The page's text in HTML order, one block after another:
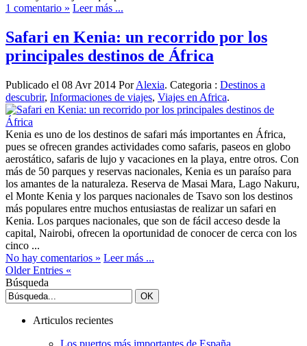
1 comentario » Leer más ...
Safari en Kenia: un recorrido por los
principales destinos de África
Publicado el 08 Avr 2014 PorAlexia. Categoria : Destinos a
descubrir, Informaciones de viajes, Viajes en Africa.
Kenia es uno de los destinos de safari más importantes en África,
pues se ofrecen grandes actividades como safaris, paseos en globo
aerostático, safaris de lujo y vacaciones en la playa, entre otros. Con
más de 50 parques y reservas nacionales, Kenia es un paraíso para
los amantes de la naturaleza. Reserva de Masai Mara, Lago Nakuru,
el Monte Kenia y los parques nacionales de Tsavo son los destinos
más populares entre muchos entusiastas de realizar un safari en
Kenia. Los parques nacionales, que son de fácil acceso desde la
capital, Nairobi, ofrecen la oportunidad de conocer de cerca con los
cinco ...
No hay comentarios » Leer más ...
Older Entries «
Búsqueda
Articulos recientes